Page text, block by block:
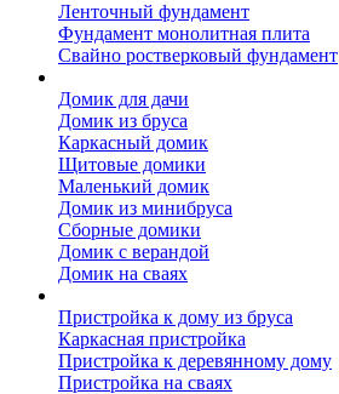
Ленточный фундамент
Фундамент монолитная плита
Свайно ростверковый фундамент
Домик для дачи
Домик из бруса
Каркасный домик
Щитовые домики
Маленький домик
Домик из минибруса
Сборные домики
Домик с верандой
Домик на сваях
Пристройка к дому из бруса
Каркасная пристройка
Пристройка к деревянному дому
Пристройка на сваях